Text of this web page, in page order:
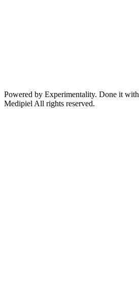
Powered by Experimentality. Done it with
Medipiel All rights reserved.